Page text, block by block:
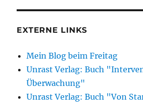
EXTERNE LINKS
Mein Blog beim Freitag
Unrast Verlag: Buch
Überwachung"
Unrast Verlag: Buch "Von